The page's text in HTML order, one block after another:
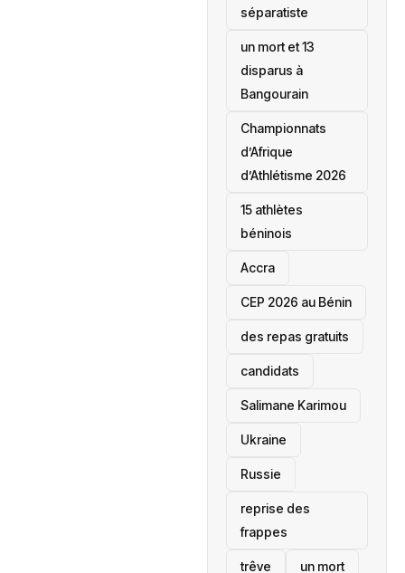
séparatiste
un mort et 13
disparus à
Bangourain
‎Championnats
d’Afrique
d’Athlétisme 2026
15 athlètes
béninois
Accra
‎CEP 2026 au Bénin
des repas gratuits
candidats
Salimane Karimou
Ukraine
Russie
reprise des
frappes
trêve un mort